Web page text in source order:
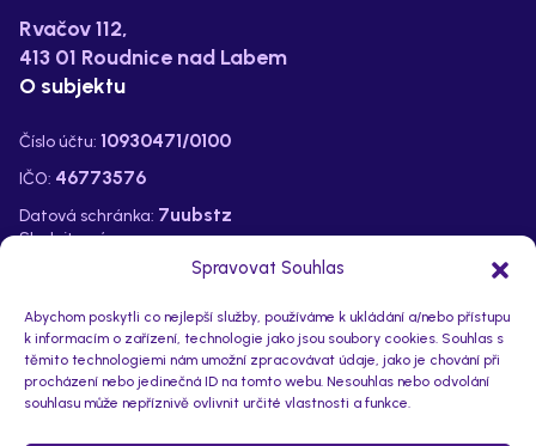
Spravovat Souhlas
Abychom poskytli co nejlepší služby, používáme k ukládání a/nebo přístupu
k informacím o zařízení, technologie jako jsou soubory cookies. Souhlas s
těmito technologiemi nám umožní zpracovávat údaje, jako je chování při
procházení nebo jedinečná ID na tomto webu. Nesouhlas nebo odvolání
souhlasu může nepříznivě ovlivnit určité vlastnosti a funkce.
Sledujte nás na:
Rvačov 112,
413 01 Roudnice nad Labem
O subjektu
Číslo účtu: 10930471/0100
IČO: 46773576
Datová schránka: 7uubstz